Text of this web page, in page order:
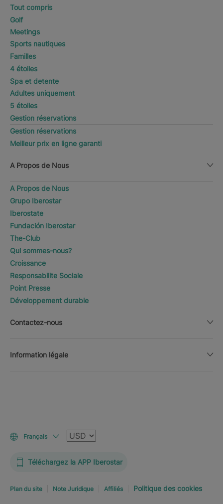
Tout compris
Golf
Meetings
Sports nautiques
Familles
4 étoiles
Spa et detente
Adultes uniquement
5 étoiles
Gestion réservations
Gestion réservations
Meilleur prix en ligne garanti
A Propos de Nous
A Propos de Nous
Grupo Iberostar
Iberostate
Fundación Iberostar
The-Club
Qui sommes-nous?
Croissance
Responsabilite Sociale
Point Presse
Développement durable
Contactez-nous
Information légale
Français Devise
Téléchargez la APP Iberostar
Plan du site Note Juridique Affiliés Politique des cookies